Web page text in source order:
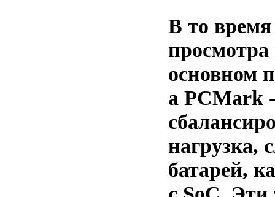
В то
просмотра
основном
а PCMark
нагрузка,
батарей,